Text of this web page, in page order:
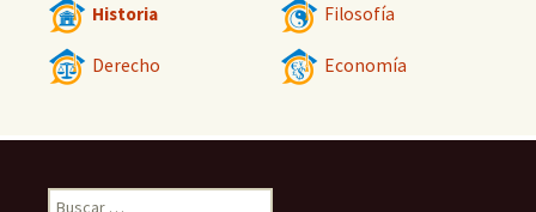
Historia Filosofía
Derecho Economía
Buscar: